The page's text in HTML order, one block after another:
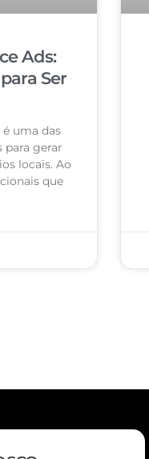
Ads:
Ser
uma das
para gerar
locais. Ao
que